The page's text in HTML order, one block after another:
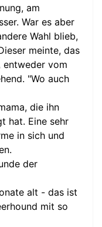
am
War es aber
Wahl blieb,
meinte, das
entweder vom
"Wo auch
die ihn
hat. Eine sehr
in sich und
der
alt - das ist
mit so